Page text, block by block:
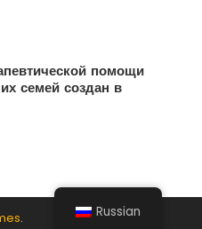
помощи
семей создан в
. Russian